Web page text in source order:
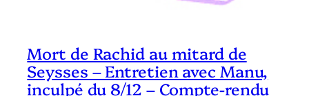
Mort de Rachid au mitard de
Seysses – Entretien avec Manu,
inculpé du 8/12 – Compte-rendu